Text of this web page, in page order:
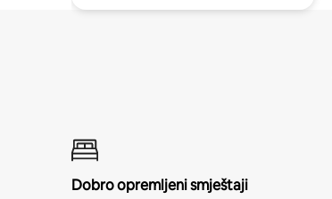
Dobro opremljeni smještaji